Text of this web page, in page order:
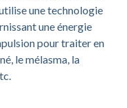
une technologie
une énergie
pour traiter en
le mélasma, la